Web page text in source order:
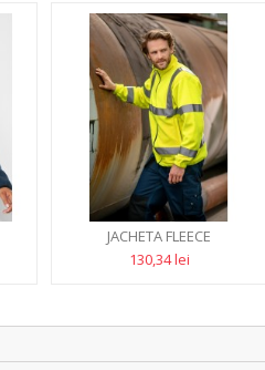
JACHETA FLEECE
REFLECTORIZANTA
130,34 lei